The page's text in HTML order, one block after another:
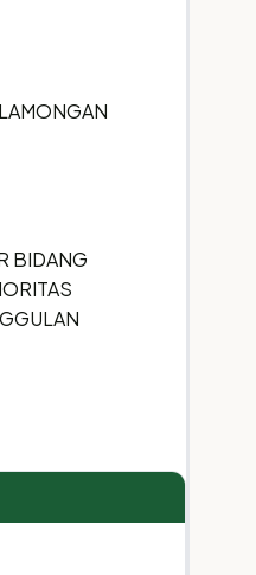
BIDANG